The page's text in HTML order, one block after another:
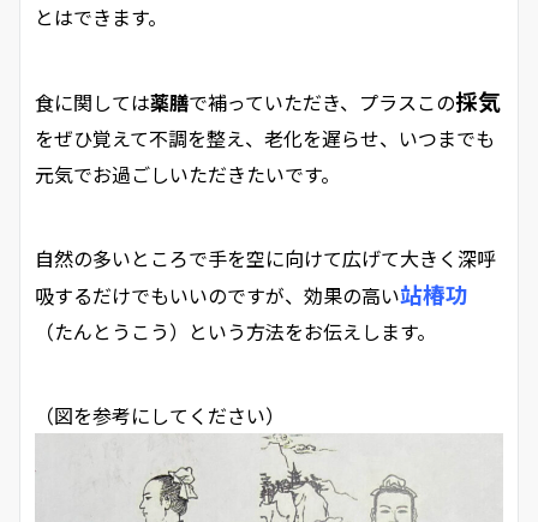
とはできます。
食に関しては薬膳で補っていただき、プラスこの採気
をぜひ覚えて不調を整え、老化を遅らせ、いつまでも
元気でお過ごしいただきたいです。
自然の多いところで手を空に向けて広げて大きく深呼
吸するだけでもいいのですが、効果の高い站椿功
（たんとうこう）という方法をお伝えします。
（図を参考にしてください）